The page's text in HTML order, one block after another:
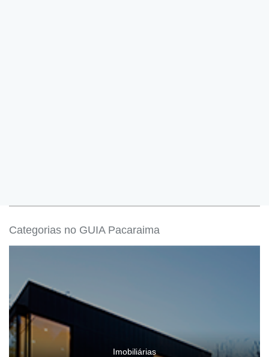
Categorias no GUIA Pacaraima
Imobiliárias